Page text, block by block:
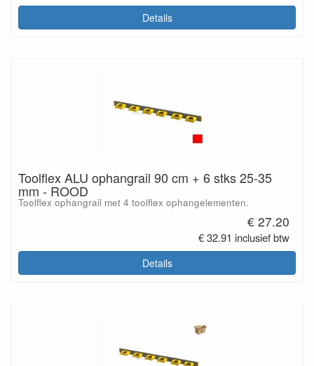
Details
Toolflex ALU ophangrail 90 cm + 6 stks 25-35
mm - ROOD
Toolflex ophangrail met 4 toolflex ophangelementen.
€ 27.20
€ 32.91 inclusief btw
Details